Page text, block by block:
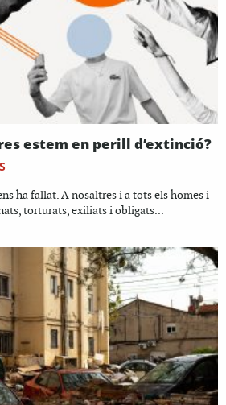
estem en perill d’extinció?
ha fallat. A nosaltres i a tots els homes i
torturats, exiliats i obligats...